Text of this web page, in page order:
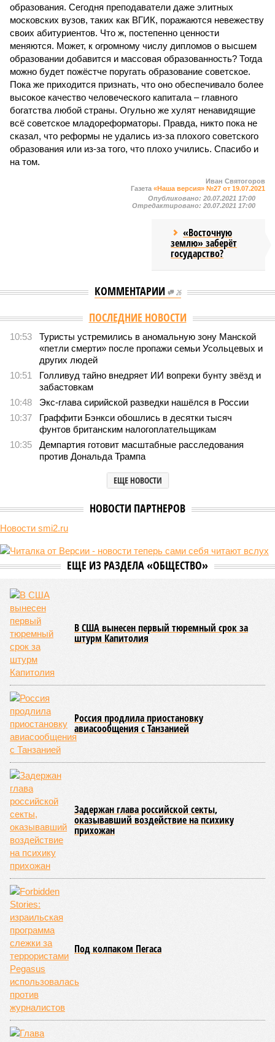
образования. Сегодня преподаватели даже элитных
московских вузов, таких как ВГИК, поражаются невежеству
своих абитуриентов. Что ж, постепенно ценности
меняются. Может, к огромному числу дипломов о высшем
образовании добавится и массовая образованность? Тогда
можно будет пожёстче поругать образование советское.
Пока же приходится признать, что оно обеспечивало более
высокое качество человеческого капитала – главного
богатства любой страны. Огульно же хулят ненавидящие
всё советское младореформаторы. Правда, никто пока не
сказал, что реформы не удались из-за плохого советского
образования или из-за того, что плохо учились. Спасибо и
на том.
Иван Святогоров
Газета «Наша версия» №27 от 19.07.2021
Опубликовано: 20.07.2021 17:00
Отредактировано: 20.07.2021 17:00
«Восточную
землю» заберёт
государство?
КОММЕНТАРИИ 26
Версия //Конфликт // Монополия вкладывалась-вкладывалась в
Монополия вкладывалась-вкладывалась в Армению и
довкладывалась
1421
РЖД против своей страны
(фото: Deep Vision)
Премьер закавказской республики Никол Пашинян заявил, что
его страна может потребовать у Москвы до 2 млрд долларов
ежегодно за аренду Южно-Кавказской железной дороги (ЮКЖД).
причём исключительно за российский счёт. И в
складывающейся ситуации, кажется, больше вопросов не к
По мнению
выходящего. Дескать, Ереван считает транспортную сеть
своей собственностью и теперь намерен просить за аренду
«железки» означенную сумму. При этом, как отмечают
эксперты, армянская сторона, выставляя этот счёт, не
раскрыла методику его калькуляции, то есть, получается,
взяла цифры с потолка. Отдельно стоит отметить, что
заключённый в 2008 году между Арменией и ОАО «РЖД»
концессионный договор, согласно которому российская
компания получила в управление «железку» республики до
2038-го, вероятно, вовсе не предусматривает такой
постановки вопроса.
Неудивительно, что гендиректор РЖДБелозёров,
реагируя на словесные интервенции Пашиняна, выступил
со словно растерянно-обиженным комментарием. И,
кажется, стало только хуже. Как отметил менеджер, ЮКЖД
и РЖД
«последовательно и в полном объёме исполняют
взятые на себя обязательства в рамках концессионного
договора от 2008 года». «Концессия дала Армении
современную железную дорогу, при этом освободив
бюджет республики от затрат на её восстановление и
содержание. Дивиденды акционеру никогда не
выплачивались, вся прибыль шла на развитие железной
дороги»
И в самом деле. Российская сторона поставляла Армении
вагоны, по первому чиху ремонтировала пути, в том числе
повреждённые стихией, выплатила в казну закавказской
республики 15 млрд рублей налогов, пускала прибыль на
развитие местной железнодорожной инфраструктуры.
Из слов Белозёрова и приведённых фактов легко сделать
вывод о том, что ОАО «РЖД» занималось в Армении не
деловой активностью, а сугубой благотворительностью, не